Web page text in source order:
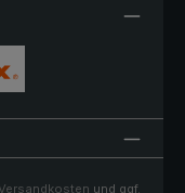
und ggf.